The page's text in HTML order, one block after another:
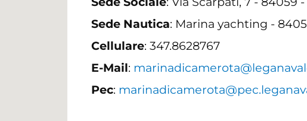
Sede Nautica: Marina yachting -
Cellulare: 347.8628767
E-Mail:
Pec: